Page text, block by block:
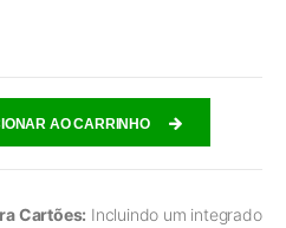
AO CARRINHO
Cartões: Incluindo um integrado